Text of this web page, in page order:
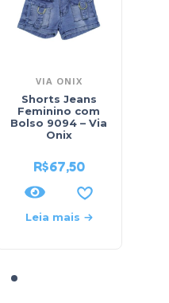
VIA ONIX
Shorts Jeans
Feminino com
Bolso 9094 – Via
Onix
R$67,50
Leia mais